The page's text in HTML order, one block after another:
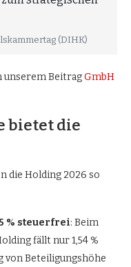
(DIHK)
BeitragGmbH
bietet die
die Holding 2026 so
% steuerfrei: Beim
fällt nur 1,54 %
von Beteiligungshöhe